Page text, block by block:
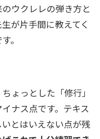
ウクレレの弾き方と
が片手間に教えてく
。
ょっとした「修行」
ナス点です。テキス
とはいえない点が残